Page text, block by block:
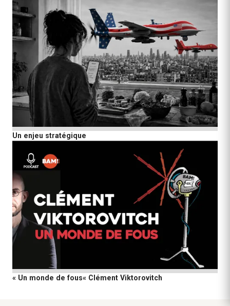
Un enjeu stratégique
« Un monde de fous« Clément Viktorovitch